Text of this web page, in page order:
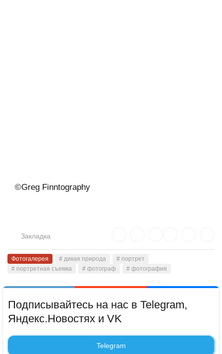
©Greg Finntography
Закладка
Фотогалерея # дикая природа
# портрет
# портретная съемка
# фотограф # фотография
Подписывайтесь на нас в Telegram,
Яндекс.Новостях и VK
Telegram